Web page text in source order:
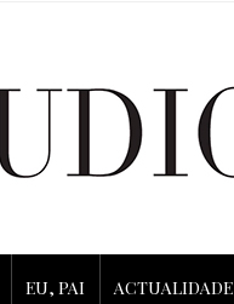
EU, PAI ACTUALIDADE